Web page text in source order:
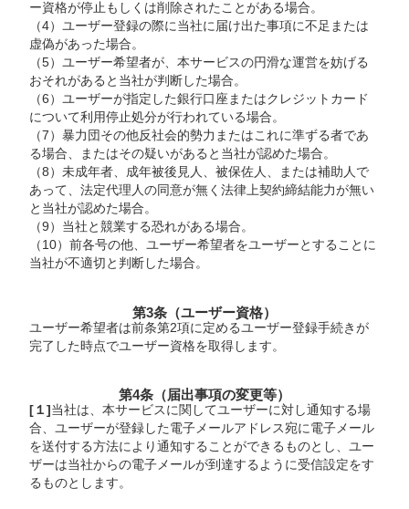
ー資格が停止もしくは削除されたことがある場合。
（4）ユーザー登録の際に当社に届け出た事項に不足または
虚偽があった場合。
（5）ユーザー希望者が、本サービスの円滑な運営を妨げる
おそれがあると当社が判断した場合。
（6）ユーザーが指定した銀行口座またはクレジットカード
について利用停止処分が行われている場合。
（7）暴力団その他反社会的勢力またはこれに準ずる者であ
る場合、またはその疑いがあると当社が認めた場合。
（8）未成年者、成年被後見人、被保佐人、または補助人で
あって、法定代理人の同意が無く法律上契約締結能力が無い
と当社が認めた場合。
（9）当社と競業する恐れがある場合。
（10）前各号の他、ユーザー希望者をユーザーとすることに
当社が不適切と判断した場合。
第3条（ユーザー資格）
ユーザー希望者は前条第2項に定めるユーザー登録手続きが
完了した時点でユーザー資格を取得します。
第4条（届出事項の変更等）
[１] 当社は、本サービスに関してユーザーに対し通知する場
合、ユーザーが登録した電子メールアドレス宛に電子メール
を送付する方法により通知することができるものとし、ユー
ザーは当社からの電子メールが到達するように受信設定をす
るものとします。